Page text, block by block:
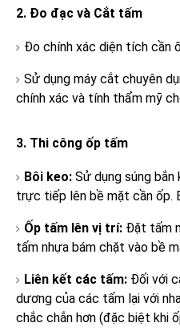
2. Đo đạc và Cắt tấm
Đo chính xác diện tích cần
Sử dụng máy cắt chuyên
chính xác và tính thẩm mỹ
3. Thi công ốp tấm
Bôi keo: Sử dụng súng
trực tiếp lên bề mặt cần ốp.
Ốp tấm lên vị trí: Đặt tấm
tấm nhựa bám chặt vào bề
Liên kết các tấm: Đối với
dương của các tấm lại với
chắc chắn hơn (đặc biệt khi